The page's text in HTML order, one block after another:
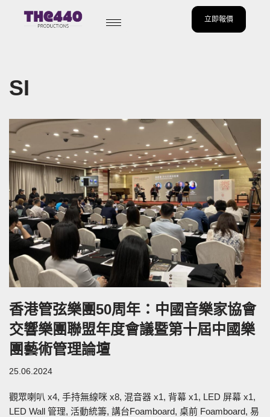
立即報價
SI
香港管弦樂團50周年：中國音樂家協會
交響樂團聯盟年度會議暨第十屆中國樂
團藝術管理論壇
25.06.2024
觀眾喇叭 x4, 手持無線咪 x8, 混音器 x1, 背幕 x1, LED 屏幕 x1,
LED Wall 管理, 活動統籌, 講台Foamboard, 桌前 Foamboard, 易